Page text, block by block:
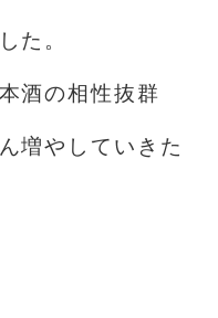
た。
酒の相性抜群
増やしていきた